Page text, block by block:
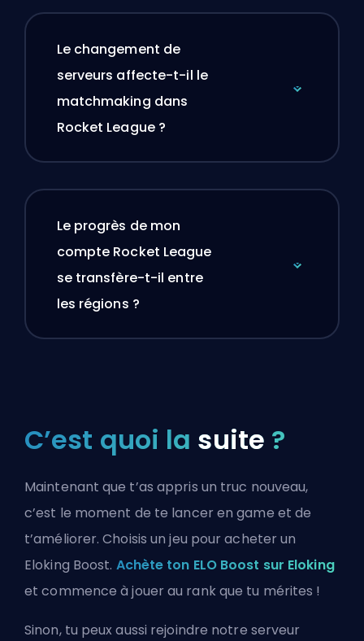
Le changement de
serveurs affecte-t-il le
matchmaking dans
Rocket League ?
Le progrès de mon
compte Rocket League
se transfère-t-il entre
les régions ?
C’est quoi la suite ?
Maintenant que t’as appris un truc nouveau,
c’est le moment de te lancer en game et de
t’améliorer. Choisis un jeu pour acheter un
Eloking Boost. Achète ton ELO Boost sur Eloking
et commence à jouer au rank que tu mérites !
Sinon, tu peux aussi rejoindre notre serveur